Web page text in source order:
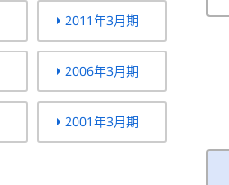
2011年3月期
2006年3月期
2001年3月期